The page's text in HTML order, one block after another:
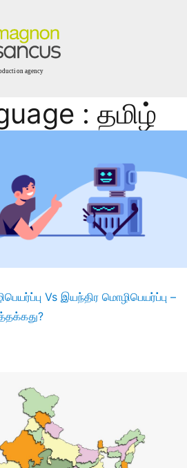
: தமிழ்
Vs இயந்திர மொழிபெயர்ப்பு –